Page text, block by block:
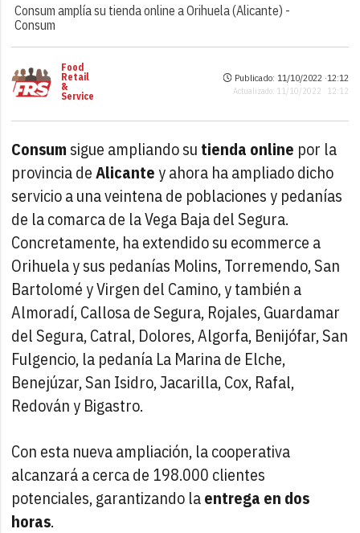
Consum amplía su tienda online a Orihuela (Alicante) -
Consum
Food
Retail
&
Service
Publicado: 11/10/2022 ·12:12
Actualizado: 11/10/2022 · 12:12
Consum sigue ampliando su tienda online por la
provincia deAlicantey ahora ha ampliado dicho
servicio a una veintena de poblaciones y pedanías
de la comarca de la Vega Baja del Segura.
Concretamente, ha extendido su ecommerce a
Orihuela y sus pedanías Molins, Torremendo, San
Bartolomé y Virgen del Camino, y también a
Almoradí, Callosa de Segura, Rojales, Guardamar
del Segura, Catral, Dolores, Algorfa, Benijófar, San
Fulgencio, la pedanía La Marina de Elche,
Benejúzar, San Isidro, Jacarilla, Cox, Rafal,
Redován y Bigastro.
Con esta nueva ampliación, la cooperativa
alcanzará a cerca de 198.000 clientes
potenciales, garantizando laentrega en dos
horas.